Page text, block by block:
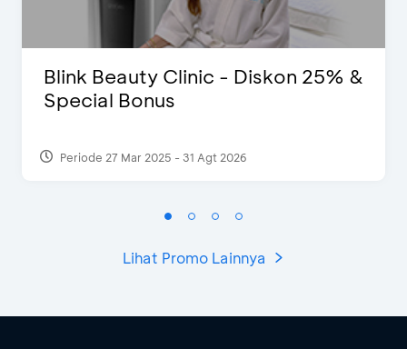
Blink Beauty Clinic - Diskon 25% &
Special Bonus
Periode 27 Mar 2025 - 31 Agt 2026
Lihat Promo Lainnya